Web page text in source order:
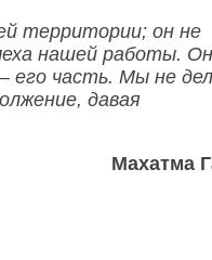
территории; он не
нашей работы.
его часть. Мы не
давая
Махатма